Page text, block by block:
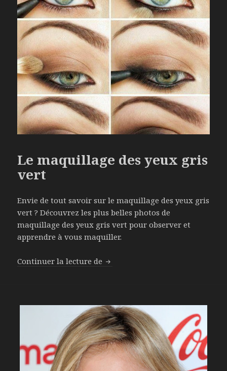
Le maquillage des yeux gris
vert
Envie de tout savoir sur le maquillage des yeux gris
vert ? Découvrez les plus belles photos de
maquillage des yeux gris vert pour observer et
apprendre à vous maquiller.
Continuer la lecture de Le maquillage des yeux gris vert